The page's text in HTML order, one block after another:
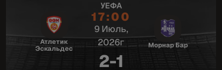
Атлетик
Эскальдес
УЕФА
17:00
9 Июль,
2026г
2-1
Морнар Бар